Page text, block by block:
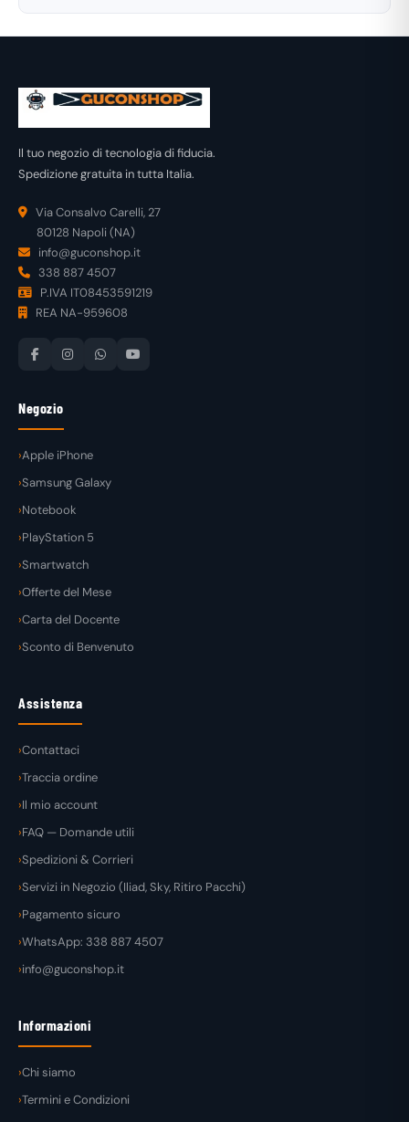
Il tuo negozio di tecnologia di fiducia.
Spedizione gratuita in tutta Italia.
Via Consalvo Carelli, 27
80128 Napoli (NA)
info@guconshop.it
338 887 4507
P.IVA IT08453591219
REA NA-959608
Negozio
Apple iPhone
Samsung Galaxy
Notebook
PlayStation 5
Smartwatch
Offerte del Mese
Carta del Docente
Sconto di Benvenuto
Assistenza
Contattaci
Traccia ordine
Il mio account
FAQ — Domande utili
Spedizioni & Corrieri
Servizi in Negozio (Iliad, Sky, Ritiro Pacchi)
Pagamento sicuro
WhatsApp: 338 887 4507
info@guconshop.it
Informazioni
Chi siamo
Termini e Condizioni